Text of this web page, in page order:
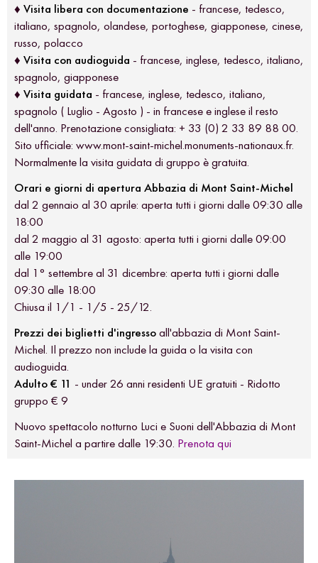
♦ Visita libera con documentazione - francese, tedesco,
italiano, spagnolo, olandese, portoghese, giapponese, cinese,
russo, polacco
♦ Visita con audioguida - francese, inglese, tedesco, italiano,
spagnolo, giapponese
♦ Visita guidata - francese, inglese, tedesco, italiano,
spagnolo ( Luglio - Agosto ) - in francese e inglese il resto
dell'anno. Prenotazione consigliata: + 33 (0) 2 33 89 88 00.
Sito ufficiale: www.mont-saint-michel.monuments-nationaux.fr.
Normalmente la visita guidata di gruppo è gratuita.
Orari e giorni di apertura Abbazia di Mont Saint-Michel
dal 2 gennaio al 30 aprile: aperta tutti i giorni dalle 09:30 alle
18:00
dal 2 maggio al 31 agosto: aperta tutti i giorni dalle 09:00
alle 19:00
dal 1° settembre al 31 dicembre: aperta tutti i giorni dalle
09:30 alle 18:00
Chiusa il 1/1 - 1/5 - 25/12.
Prezzi dei biglietti d'ingressoall'abbazia di Mont Saint-
Michel. Il prezzo non include la guida o la visita con
audioguida.
Adulto € 11 - under 26 anni residenti UE gratuiti - Ridotto
gruppo € 9
Nuovo spettacolo notturno Luci e Suoni dell'Abbazia di Mont
Saint-Michel a partire dalle 19:30. Prenota qui